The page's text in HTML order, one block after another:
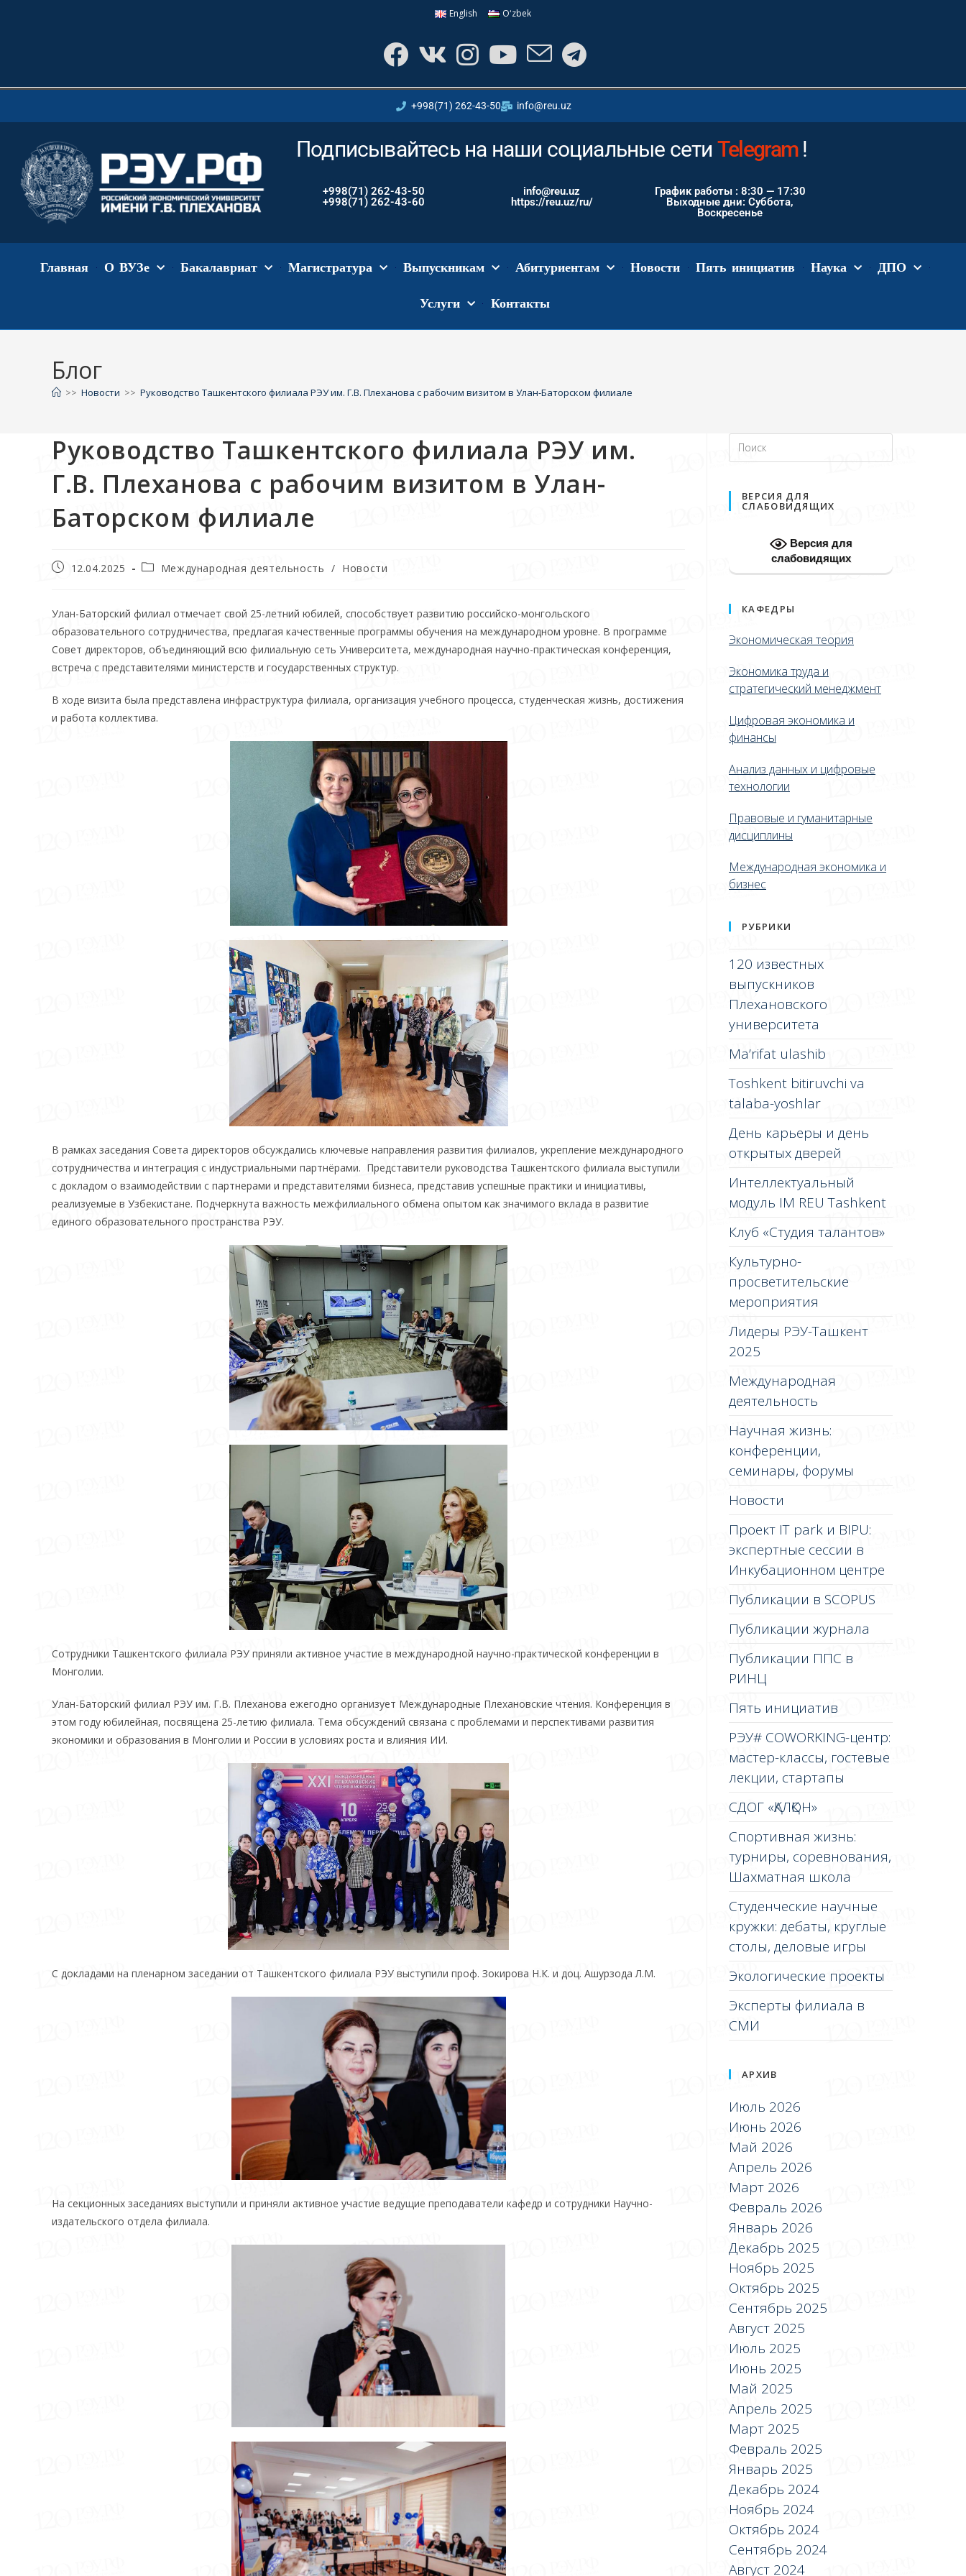
English Oʻzbek
+998(71) 262-43-50 info@reu.uz
Подписывайтесь на наши социальные сети Instagram !
+998(71) 262-43-50
+998(71) 262-43-60
info@reu.uz
https://reu.uz/ru/
График работы : 8:30 — 17:30
Выходные дни: Суббота,
Воскресенье
Главная О ВУЗе Бакалавриат Магистратура Выпускникам Абитуриентам Новости Пять инициатив Наука ДПО
Услуги Контакты
Блог
>> Новости >> Руководство Ташкентского филиала РЭУ им. Г.В. Плеханова с рабочим визитом в Улан-Баторском филиале
Руководство Ташкентского филиала РЭУ им.
Г.В. Плеханова с рабочим визитом в Улан-
Баторском филиале
12.04.2025 Международная деятельность / Новости
Улан-Баторский филиал отмечает свой 25-летний юбилей, способствует развитию российско-монгольского
образовательного сотрудничества, предлагая качественные программы обучения на международном уровне. В программе
Совет директоров, объединяющий всю филиальную сеть Университета, международная научно-практическая конференция,
встреча с представителями министерств и государственных структур.
В ходе визита была представлена инфраструктура филиала, организация учебного процесса, студенческая жизнь, достижения
и работа коллектива.
В рамках заседания Совета директоров обсуждались ключевые направления развития филиалов, укрепление международного
сотрудничества и интеграция с индустриальными партнёрами. Представители руководства Ташкентского филиала выступили
с докладом о взаимодействии с партнерами и представителями бизнеса, представив успешные практики и инициативы,
реализуемые в Узбекистане. Подчеркнута важность межфилиального обмена опытом как значимого вклада в развитие
единого образовательного пространства РЭУ.
Сотрудники Ташкентского филиала РЭУ приняли активное участие в международной научно-практической конференции в
Монголии.
Улан-Баторский филиал РЭУ им. Г.В. Плеханова ежегодно организует Международные Плехановские чтения. Конференция в
этом году юбилейная, посвящена 25-летию филиала. Тема обсуждений связана с проблемами и перспективами развития
экономики и образования в Монголии и России в условиях роста и влияния ИИ.
С докладами на пленарном заседании от Ташкентского филиала РЭУ выступили проф. Зокирова Н.К. и доц. Ашурзода Л.М.
На секционных заседаниях выступили и приняли активное участие ведущие преподаватели кафедр и сотрудники Научно-
издательского отдела филиала.
ВЕРСИЯ ДЛЯ
СЛАБОВИДЯЩИХ
Версия для
слабовидящих
КАФЕДРЫ
Экономическая теория
Экономика труда и
стратегический менеджмент
Цифровая экономика и
финансы
Анализ данных и цифровые
технологии
Правовые и гуманитарные
дисциплины
Международная экономика и
бизнес
РУБРИКИ
120 известных
выпускников
Плехановского
университета
Ma’rifat ulashib
Toshkent bitiruvchi va
talaba-yoshlar
День карьеры и день
открытых дверей
Интеллектуальный
модуль IM REU Tashkent
Клуб «Студия талантов»
Культурно-
просветительские
мероприятия
Лидеры РЭУ-Ташкент
2025
Международная
деятельность
Научная жизнь:
конференции,
семинары, форумы
Новости
Проект IT park и BIPU:
экспертные сессии в
Инкубационном центре
Публикации в SCOPUS
Публикации журнала
Публикации ППС в
РИНЦ
Пять инициатив
РЭУ# COWORKING-центр:
мастер-классы, гостевые
лекции, стартапы
СДОГ «ҚАЛҚОН»
Спортивная жизнь:
турниры, соревнования,
Шахматная школа
Студенческие научные
кружки: дебаты, круглые
столы, деловые игры
Экологические проекты
Эксперты филиала в
СМИ
АРХИВ
Июль 2026
Июнь 2026
Май 2026
Апрель 2026
Март 2026
Февраль 2026
Январь 2026
Декабрь 2025
Ноябрь 2025
Октябрь 2025
Сентябрь 2025
Август 2025
Июль 2025
Июнь 2025
Май 2025
Апрель 2025
Март 2025
Февраль 2025
Январь 2025
Декабрь 2024
Ноябрь 2024
Октябрь 2024
Сентябрь 2024
Август 2024